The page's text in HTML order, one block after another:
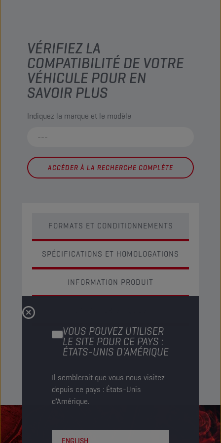
VOUS POUVEZ UTILISER
LE SITE POUR CE PAYS :
ÉTATS-UNIS D'AMÉRIQUE
Il semblerait que vous nous visitez
depuis ce pays : États-Unis
d'Amérique.
ENGLISH
VÉRIFIEZ LA
COMPATIBILITÉ DE VOTRE
VÉHICULE POUR EN
SAVOIR PLUS
Indiquez la marque et le modèle
ACCÉDER À LA RECHERCHE COMPLÈTE
FORMATS ET CONDITIONNEMENTS
SPÉCIFICATIONS ET HOMOLOGATIONS
INFORMATION PRODUIT